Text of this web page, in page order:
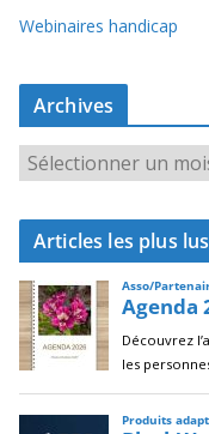
Webinaires handicap
Archives
c
i
v
e
s
Articles les plus lus